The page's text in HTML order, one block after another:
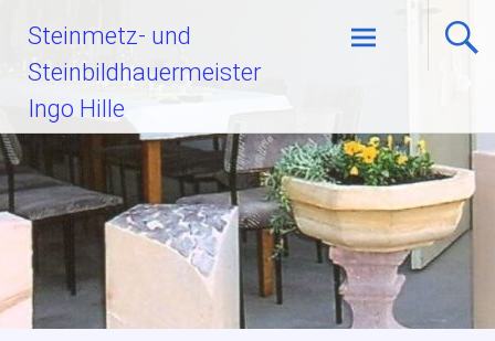
Steinmetz- und
Steinbildhauermeister
Ingo Hille
Zum
Inhalt